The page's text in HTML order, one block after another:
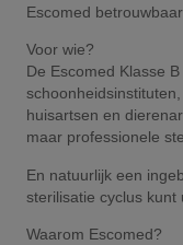
Escomed
Voor wie?
De Escomed Klasse
huisartsen en
maar professionele
En natuurlijk een
sterilisatie cyclus kunt
Waarom Escomed?